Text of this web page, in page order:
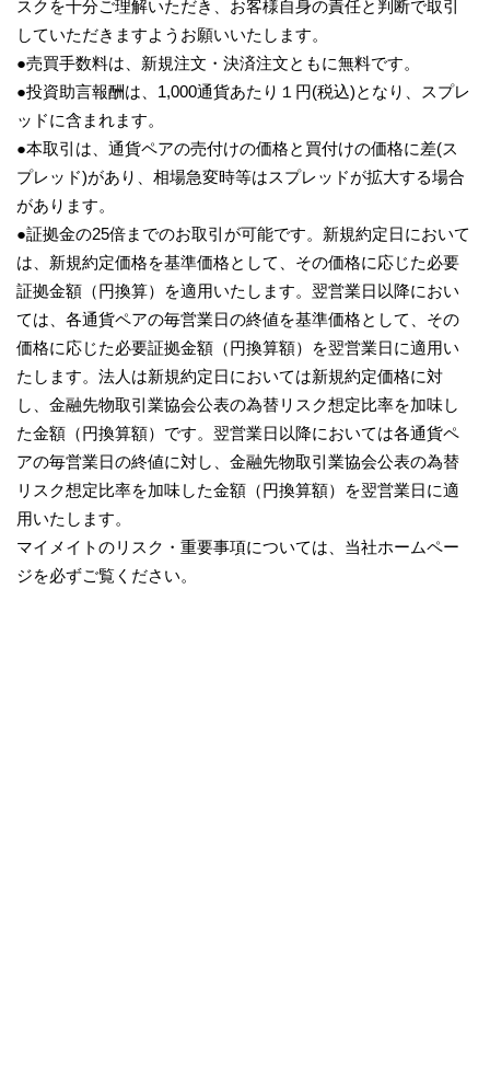
スクを十分ご理解いただき、お客様自身の責任と判断で取引
していただきますようお願いいたします。
●売買手数料は、新規注文・決済注文ともに無料です。
●投資助言報酬は、1,000通貨あたり１円(税込)となり、スプレ
ッドに含まれます。
●本取引は、通貨ペアの売付けの価格と買付けの価格に差(ス
プレッド)があり、相場急変時等はスプレッドが拡大する場合
があります。
●証拠金の25倍までのお取引が可能です。新規約定日において
は、新規約定価格を基準価格として、その価格に応じた必要
証拠金額（円換算）を適用いたします。翌営業日以降におい
ては、各通貨ペアの毎営業日の終値を基準価格として、その
価格に応じた必要証拠金額（円換算額）を翌営業日に適用い
たします。法人は新規約定日においては新規約定価格に対
し、金融先物取引業協会公表の為替リスク想定比率を加味し
た金額（円換算額）です。翌営業日以降においては各通貨ペ
アの毎営業日の終値に対し、金融先物取引業協会公表の為替
リスク想定比率を加味した金額（円換算額）を翌営業日に適
用いたします。
マイメイトのリスク・重要事項については、当社ホームペー
ジを必ずご覧ください。